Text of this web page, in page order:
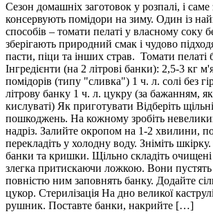
Сезон домашніх заготовок у розпалі, і саме
консервують помідори на зиму. Один із
способів – томати пелаті у власному соку
зберігають природний смак і чудово
пасти, піци та інших страв. Томати пелаті
Інгредієнти (на 2 літрові банки): 2,5-3 кг
помідорів (типу "сливка") 1 ч. л. солі без
літрову банку 1 ч. л. цукру (за бажанням,
кислуваті) Як приготувати Відберіть
пошкоджень. На кожному зробіть
надріз. Залийте окропом на 1-2 хвилини,
перекладіть у холодну воду. Зніміть
банки та кришки. Щільно складіть
злегка притискаючи ложкою. Вони пустять
повністю ним заповнять банку. Додайте
цукор. Стерилізація На дно великої
рушник. Поставте банки, накрийте […]